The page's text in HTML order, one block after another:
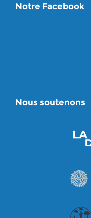
Notre Facebook
Nous soutenons